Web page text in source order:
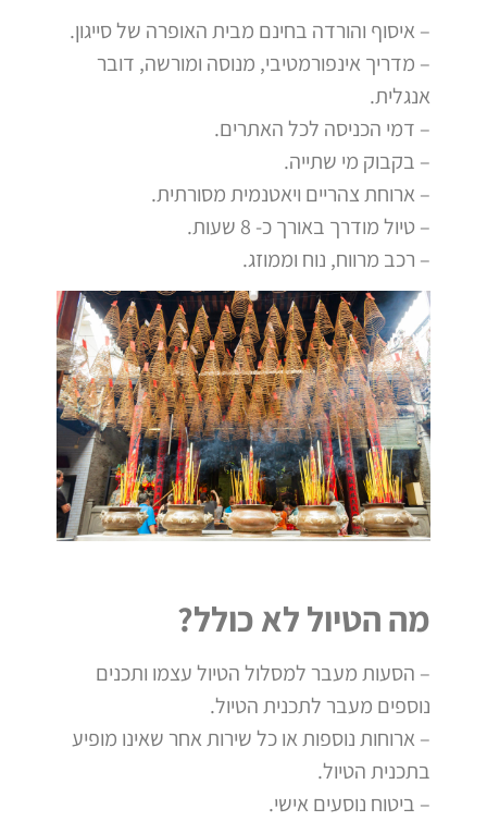
– איסוף והורדה בחינם מבית האופרה של סייגון.
– מדריך אינפורמטיבי, מנוסה ומורשה, דובר
אנגלית.
– דמי הכניסה לכל האתרים.
– בקבוק מי שתייה.
– ארוחת צהריים ויאטנמית מסורתית.
– טיול מודרך באורך כ- 8 שעות.
– רכב מרווח, נוח וממוזג.
מה הטיול לא כולל?
– הסעות מעבר למסלול הטיול עצמו ותכנים
נוספים מעבר לתכנית הטיול.
– ארוחות נוספות או כל שירות אחר שאינו מופיע
בתכנית הטיול.
– ביטוח נוסעים אישי.